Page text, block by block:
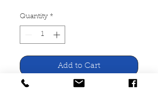
Quantity *
Add to Cart